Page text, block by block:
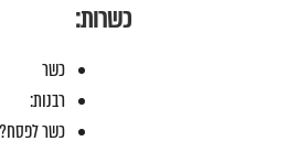
כשרות:
כשר
רבנות:
כשר